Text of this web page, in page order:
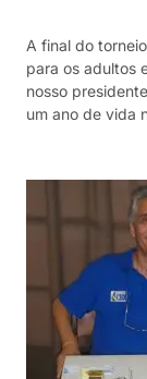
A final do
para os adultos
nosso
um ano de vida